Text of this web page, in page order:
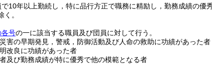
10年以上勤続し，特に品行方正で職務に精励し，勤務成績の優
。
各号の一に該当する職員及び団員に対して行う。
害の早期発見，警戒，防御活動及び人命の救助に功績があった者
改良に功績があった者
及び勤務成績が特に優秀で他の模範となる者